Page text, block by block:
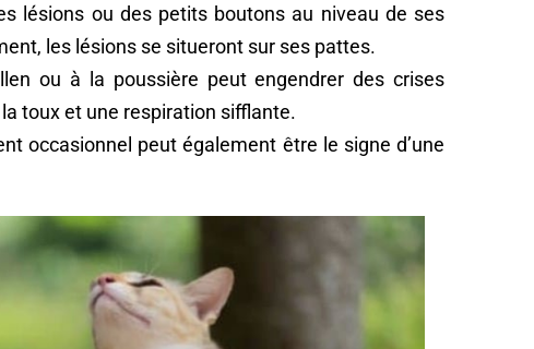
lésions ou des petits boutons au niveau de ses
les lésions se situeront sur ses pattes.
ou à la poussière peut engendrer des crises
toux et une respiration sifflante.
occasionnel peut également être le signe d’une